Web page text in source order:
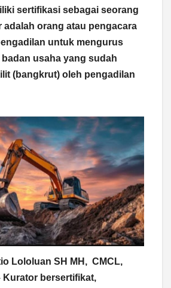
sertifikasi sebagai seorang
adalah orang atau pengacara
untuk mengurus
usaha yang sudah
(bangkrut) oleh pengadilan
Lololuan SH MH, CMCL,
Kurator bersertifikat,